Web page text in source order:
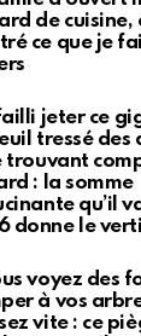
de cuisine,
ce que je
jeter ce
tressé des
trouvant
: la somme
qu’il
donne le
voyez des
à vos
vite : ce